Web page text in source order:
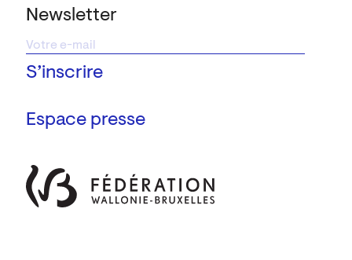
Newsletter
Espace presse